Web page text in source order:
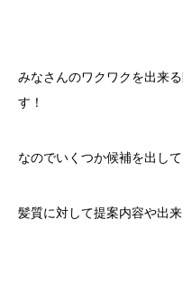
みなさんのワクワクを出来
す！
なのでいくつか候補を出して
髪質に対して提案内容や出